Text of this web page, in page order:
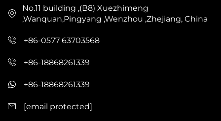
No.11 building ,(B8) Xuezhimeng
,Wanquan,Pingyang ,Wenzhou ,Zhejiang, China
+86-0577 63703568
+86-18868261339
+86-18868261339
[email protected]